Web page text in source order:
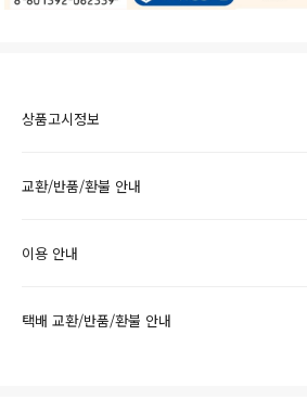
상품고시정보
교환/반품/환불 안내
이용 안내
택배 교환/반품/환불 안내